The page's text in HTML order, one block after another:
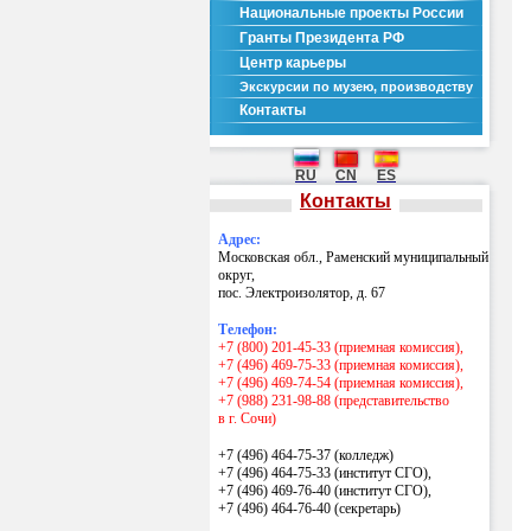
Национальные проекты России
Гранты Президента РФ
Центр карьеры
Экскурсии по музею, производству
Контакты
RU CN ES
Контакты
Адрес:
Московская обл., Раменский муниципальный
округ,
пос. Электроизолятор, д. 67
Телефон:
+7 (800) 201-45-33 (приемная комиссия),
+7 (496) 469-75-33 (приемная комиссия),
+7 (496) 469-74-54 (приемная комиссия),
+7 (988) 231-98-88 (представительство
в г. Сочи)
+7 (496) 464-75-37 (колледж)
+7 (496) 464-75-33 (институт СГО),
+7 (496) 469-76-40 (институт СГО),
+7 (496) 464-76-40 (секретарь)